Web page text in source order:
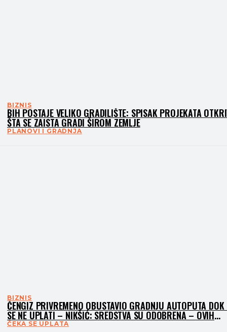
BIZNIS
BIH POSTAJE VELIKO GRADILIŠTE: SPISAK PROJEKATA
ŠTA SE ZAISTA GRADI ŠIROM ZEMLJE
PLANOVI I GRADNJA
BIZNIS
ČENGIZ PRIVREMENO OBUSTAVIO GRADNJU AUTOPUTA
SE NE UPLATI – NIKŠIĆ: SREDSTVA SU ODOBRENA – OVIH
DANA UPLATA
ČEKA SE UPLATA